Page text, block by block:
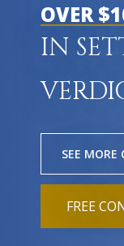
OVER
IN
SEE MORE
FREE